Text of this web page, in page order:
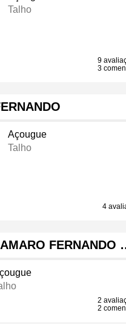
Talho
9
3
Açougue
Talho
4
FERNANDO
2
2